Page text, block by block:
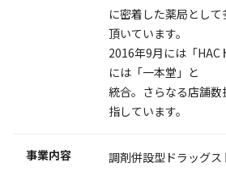
に密着した薬局とし
頂いています。
2016年9月には「
には「一本堂」と
統合。さらなる店舗
指しています。
事業内容 調剤併設型ドラッグ